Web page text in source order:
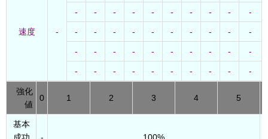
速度 -
- - - - - - - - - -
- - - - - - - - - -
- - - - - - - - - -
- - - - - - - - - -
強化
値
0 1 2 3 4 5
基本